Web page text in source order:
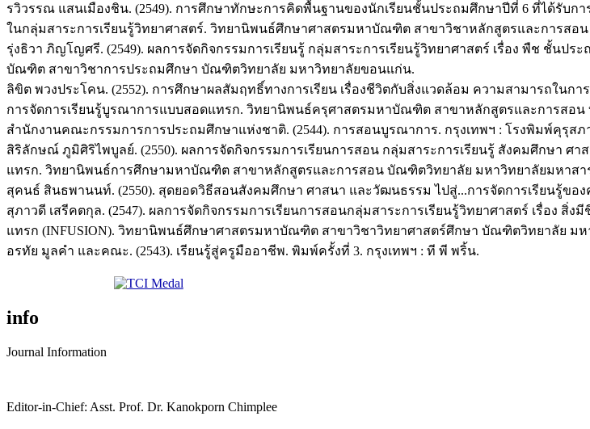
รวิวรรณ แสนเมืองชิน. (2549). การศึกษาทักษะการคิดพื้นฐานของนักเรียนชั้นประถมศึกษาปีที่ 6 ที่ได้รับก
ในกลุ่มสาระการเรียนรู้วิทยาศาสตร์. วิทยานิพนธ์ศึกษาศาสตรมหาบัณฑิต สาขาวิชาหลักสูตรและการส
รุ่งธิวา ภิญโญศรี. (2549). ผลการจัดกิจกรรมการเรียนรู้ กลุ่มสาระการเรียนรู้วิทยาศาสตร์ เรื่อง พืช ชั้น
บัณฑิต สาขาวิชาการประถมศึกษา บัณฑิตวิทยาลัย มหาวิทยาลัยขอนแก่น.
ลิขิต พวงประโคน. (2552). การศึกษาผลสัมฤทธิ์ทางการเรียน เรื่องชีวิตกับสิ่งแวดล้อม ความสามารถใน
การจัดการเรียนรู้บูรณาการแบบสอดแทรก. วิทยานิพนธ์ครุศาสตรมหาบัณฑิต สาขาหลักสูตรและการสอ
สำนักงานคณะกรรมการการประถมศึกษาแห่งชาติ. (2544). การสอนบูรณาการ. กรุงเทพฯ : โรงพิมพ์คุรุสภ
สิริลักษณ์ ภูมิศิริไพบูลย์. (2550). ผลการจัดกิจกรรมการเรียนการสอน กลุ่มสาระการเรียนรู้ สังคมศึกษา
แทรก. วิทยานิพนธ์การศึกษามหาบัณฑิต สาขาหลักสูตรและการสอน บัณฑิตวิทยาลัย มหาวิทยาลัยมหาสา
สุคนธ์ สินธพานนท์. (2550). สุดยอดวิธีสอนสังคมศึกษา ศาสนา และวัฒนธรรม ไปสู่...การจัดการเรียนรู้ขอ
สุภาวดี เสรีคตกุล. (2547). ผลการจัดกิจกรรมการเรียนการสอนกลุ่มสาระการเรียนรู้วิทยาศาสตร์ เรื่อง
แทรก (INFUSION). วิทยานิพนธ์ศึกษาศาสตรมหาบัณฑิต สาขาวิชาวิทยาศาสตร์ศึกษา บัณฑิตวิทยาลัย ม
อรทัย มูลคำ และคณะ. (2543). เรียนรู้สู่ครูมืออาชีพ. พิมพ์ครั้งที่ 3. กรุงเทพฯ : ที พี พริ้น.
info
Journal Information
Editor-in-Chief: Asst. Prof. Dr. Kanokporn Chimplee